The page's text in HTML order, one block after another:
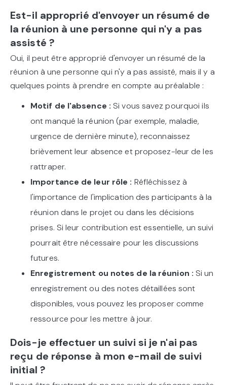
Est-il approprié d'envoyer un résumé de
la réunion à une personne qui n'y a pas
assisté ?
Oui, il peut être approprié d'envoyer un résumé de la
réunion à une personne qui n'y a pas assisté, mais il y a
quelques points à prendre en compte au préalable :
Motif de l'absence : Si vous savez pourquoi ils
ont manqué la réunion (par exemple, maladie,
urgence de dernière minute), reconnaissez
brièvement leur absence et proposez-leur de les
rattraper.
Importance de leur rôle : Réfléchissez à
l'importance de l'implication des participants à la
réunion dans le projet ou dans les décisions
prises. Si leur contribution est essentielle, un suivi
pourrait être nécessaire pour les discussions
futures.
Enregistrement ou notes de la réunion : Si un
enregistrement ou des notes détaillées sont
disponibles, vous pouvez les proposer comme
ressource pour les mettre à jour.
Dois-je effectuer un suivi si je n'ai pas
reçu de réponse à mon e-mail de suivi
initial ?